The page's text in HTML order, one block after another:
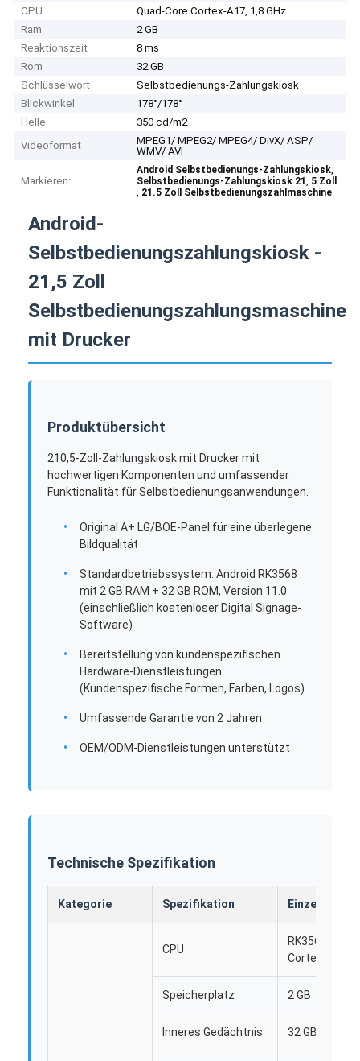
CPU
Quad-Core Cortex-A17, 1,8 GHz
Ram
2 GB
Reaktionszeit
8 ms
Rom
32 GB
Schlüsselwort
Selbstbedienungs-Zahlungskiosk
Blickwinkel
178°/178°
Helle
350 cd/m2
Videoformat
MPEG1/ MPEG2/ MPEG4/ DivX/ ASP/
WMV/ AVI
Markieren:
Android Selbstbedienungs-Zahlungskiosk,
Selbstbedienungs-Zahlungskiosk 21, 5 Zoll
, 21.5 Zoll Selbstbedienungszahlmaschine
Android-
Selbstbedienungszahlungskiosk -
21,5 Zoll
Selbstbedienungszahlungsmaschine
mit Drucker
Produktübersicht
210,5-Zoll-Zahlungskiosk mit Drucker mit
hochwertigen Komponenten und umfassender
Funktionalität für Selbstbedienungsanwendungen.
Original A+ LG/BOE-Panel für eine überlegene
Bildqualität
Standardbetriebssystem: Android RK3568
mit 2 GB RAM + 32 GB ROM, Version 11.0
(einschließlich kostenloser Digital Signage-
Software)
Bereitstellung von kundenspezifischen
Hardware-Dienstleistungen
(Kundenspezifische Formen, Farben, Logos)
Umfassende Garantie von 2 Jahren
OEM/ODM-Dienstleistungen unterstützt
Technische Spezifikation
Kategorie Spezifikation Einzelheiten
CPU
RK3568,
Cortex-A55
Speicherplatz 2 GB
Inneres Gedächtnis 32 GB